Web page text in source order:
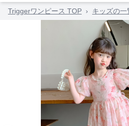
Triggerワンピース TOP › キッズの一